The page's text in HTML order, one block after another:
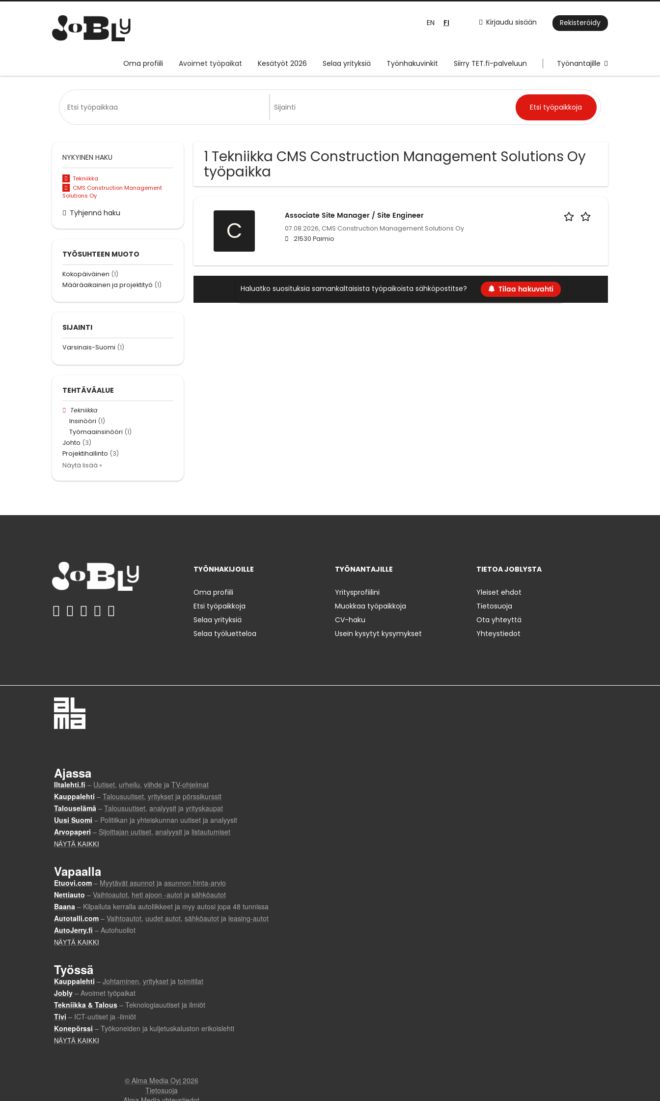
Kirjaudu sisään Rekisteröidy
EN FI
Oma profiili Avoimet työpaikat Kesätyöt 2026 Selaa yrityksiä Työnhakuvinkit Siirry TET.fi-palveluun Työnantajille
1 Tekniikka CMS Construction Management Solutions Oy
työpaikka
C
Associate Site Manager / Site Engineer
07.08.2026, CMS Construction Management Solutions Oy
21530 Paimio
Haluatko suosituksia samankaltaisista työpaikoista sähköpostitse? Tilaa hakuvahti
NYKYINEN HAKU
Tekniikka
CMS Construction Management
Solutions Oy
Tyhjennä haku
TYÖSUHTEEN MUOTO
Kokopäiväinen (1)
Määräaikainen ja projektityö (1)
SIJAINTI
Varsinais-Suomi (1)
TEHTÄVÄALUE
Tekniikka
Insinööri (1)
Työmaainsinööri (1)
Johto (3)
Projektihallinto (3)
Näytä lisää »
TYÖNHAKIJOILLE
Oma profiili
Etsi työpaikkoja
Selaa yrityksiä
Selaa työluetteloa
TYÖNANTAJILLE
Yritysprofiilini
Muokkaa työpaikkoja
CV-haku
Usein kysytyt kysymykset
TIETOA JOBLYSTA
Yleiset ehdot
Tietosuoja
Ota yhteyttä
Yhteystiedot